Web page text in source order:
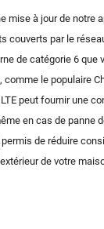
mise à jour de notre
couverts par le
de catégorie 6 que
le populaire
peut fournir une
en cas de panne
de réduire
de votre